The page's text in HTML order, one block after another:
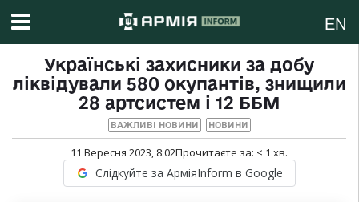
EN
Українські захисники за добу
ліквідували 580 окупантів, знищили
28 артсистем і 12 ББМ
ВАЖЛИВІ НОВИНИ НОВИНИ
11 Вересня 2023, 8:02Прочитаєте за: < 1 хв.
Слідкуйте за АрміяInform в Google